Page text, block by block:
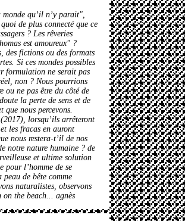
monde qu’il n’y parait",
de plus connecté que ce
? Les rêveries
est amoureux" ?
des fictions ou des formats
Si ces mondes possibles
formulation ne serait pas
non ? Nous pourrions
ou ne pas être du côté de
la perte de sens et de
nous percevons.
lorsqu’ils arrêteront
les fracas en auront
nous restera-t’il de nos
notre nature humaine ? de
et ultime solution
pour l’homme de se
peau de bête comme
naturalistes, observons
the beach... agnès